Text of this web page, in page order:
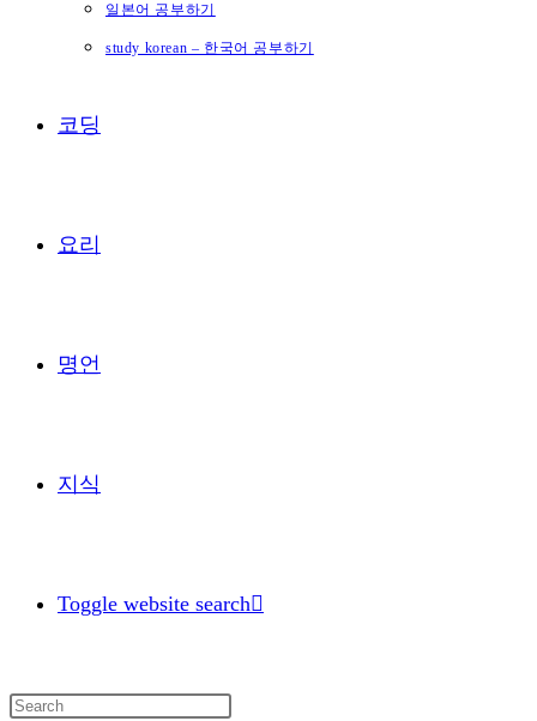
일본어 공부하기
study korean – 한국어 공부하기
코딩
요리
명언
지식
Toggle website search